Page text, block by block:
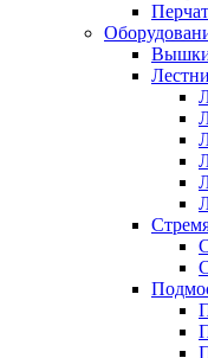
Вышки